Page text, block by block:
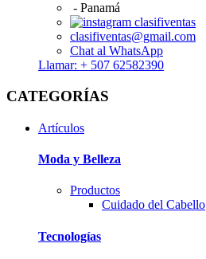
- Panamá
clasifiventas
clasifiventas@gmail.com
Chat al WhatsApp
Llamar: + 507 62582390
CATEGORÍAS
Artículos
Moda y Belleza
Productos
Cuidado del Cabello
Tecnologí­as